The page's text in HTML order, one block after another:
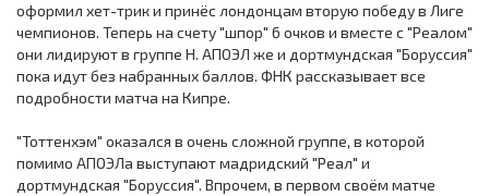
оформил хет-трик и принёс лондонцам вторую победу в Лиге
чемпионов. Теперь на счету "шпор" 6 очков и вместе с "Реалом"
они лидируют в группе Н. АПОЭЛ же и дортмундская "Боруссия"
пока идут без набранных баллов. ФНК рассказывает все
подробности матча на Кипре.
"Тоттенхэм" оказался в очень сложной группе, в которой
помимо АПОЭЛа выступают мадридский "Реал" и
дортмундская "Боруссия". Впрочем, в первом своём матче